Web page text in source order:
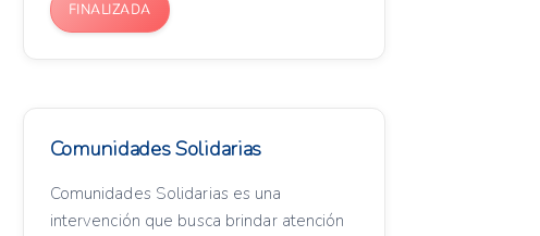
FINALIZADA
Comunidades Solidarias
Comunidades Solidarias es una
intervención que busca brindar atención